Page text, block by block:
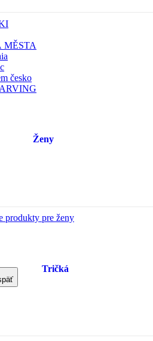
MĚSTA
česko
Ženy
produkty pre ženy
Tričká